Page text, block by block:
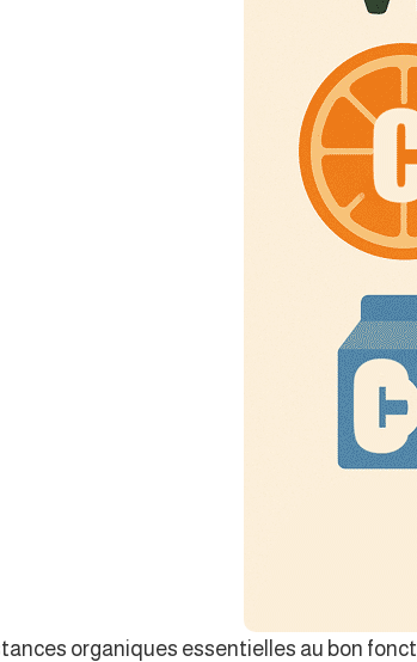
organiques essentielles au bon